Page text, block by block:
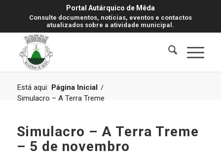
Portal Autárquico de Mêda
Consulte documentos, notícias, eventos e contactos
atualizados sobre a atividade municipal.
Está aqui: Página Inicial /
Simulacro – A Terra Treme
Simulacro – A Terra Treme
– 5 de novembro